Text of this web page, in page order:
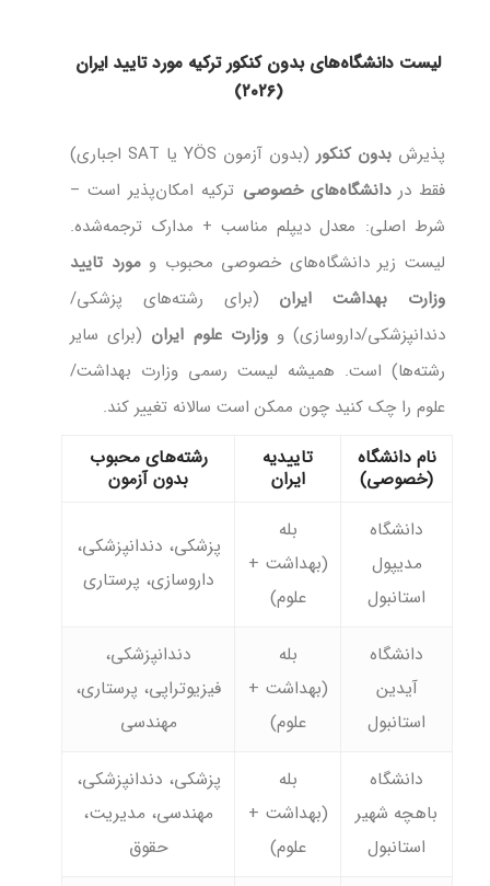
لیست دانشگاه‌های بدون کنکور ترکیه مورد تایید ایران
(۲۰۲۶)
پذیرشبدون کنکور
(بدون آزمون YÖS یا SAT اجباری)
فقط دردانشگاه‌های خصوصی ترکیه امکان‌پذیر است –
شرط اصلی: معدل دیپلم مناسب + مدارک ترجمه‌شده.
لیست زیر دانشگاه‌های خصوصی محبوب ومورد تایید
وزارت بهداشت ایران (برای رشته‌های پزشکی/
دندانپزشکی/داروسازی) ووزارت علوم ایران (برای سایر
رشته‌ها) است. همیشه لیست رسمی وزارت بهداشت/
علوم را چک کنید چون ممکن است سالانه تغییر کند.
نام دانشگاه
(خصوصی)
تاییدیه
ایران
رشته‌های محبوب
بدون آزمون
دانشگاه
مدیپول
استانبول
بله
(بهداشت +
علوم)
پزشکی، دندانپزشکی،
داروسازی، پرستاری
دانشگاه
آیدین
استانبول
بله
(بهداشت +
علوم)
دندانپزشکی،
فیزیوتراپی، پرستاری،
مهندسی
دانشگاه
باهچه شهیر
استانبول
بله
(بهداشت +
علوم)
پزشکی، دندانپزشکی،
مهندسی، مدیریت،
حقوق